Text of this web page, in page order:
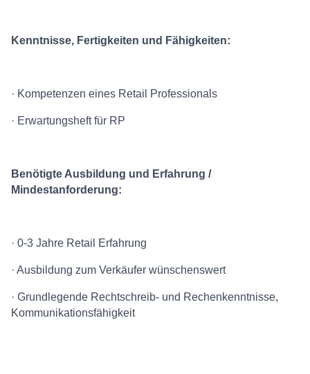
Kenntnisse, Fertigkeiten und Fähigkeiten:
· Kompetenzen eines Retail Professionals
· Erwartungsheft für RP
Benötigte Ausbildung und Erfahrung /
Mindestanforderung:
· 0-3 Jahre Retail Erfahrung
· Ausbildung zum Verkäufer wünschenswert
· Grundlegende Rechtschreib- und Rechenkenntnisse,
Kommunikationsfähigkeit